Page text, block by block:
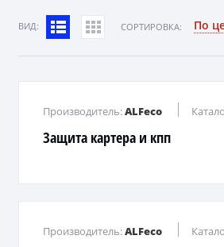
ВИД: CОРТИРОВКА: По
Защита картера и кпп
Производитель:ALFeco
Производитель:ALFeco